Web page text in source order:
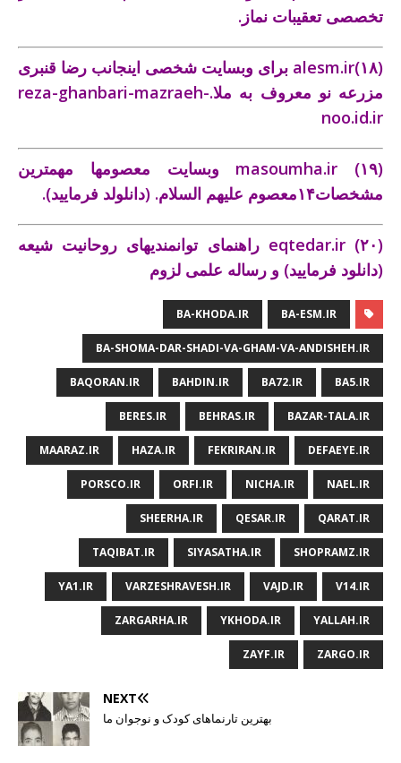
تخصصی تعقيبات نماز.
(۱۸) alesm.ir برای وبسايت شخصی اینجانب رضا قنبری
مزرعه نو معروف به ملا.reza-ghanbari-mazraeh-
noo.id.ir
(۱۹) masoumha.ir وبسايت معصومها مهمترين
مشخصات۱۴معصوم علیهم السلام. (دانلولد فرمایید).
(۲۰) eqtedar.ir راهنمای توانمنديهای روحانيت شيعه
(دانلود فرمایید) و رساله علمی لزوم
BA-ESM.IR
BA-KHODA.IR
BA-SHOMA-DAR-SHADI-VA-GHAM-VA-ANDISHEH.IR
BA5.IR
BA72.IR
BAHDIN.IR
BAQORAN.IR
BAZAR-TALA.IR
BEHRAS.IR
BERES.IR
DEFAEYE.IR
FEKRIRAN.IR
HAZA.IR
MAARAZ.IR
NAEL.IR
NICHA.IR
ORFI.IR
PORSCO.IR
QARAT.IR
QESAR.IR
SHEERHA.IR
SHOPRAMZ.IR
SIYASATHA.IR
TAQIBAT.IR
V14.IR
VAJD.IR
VARZESHRAVESH.IR
YA1.IR
YALLAH.IR
YKHODA.IR
ZARGARHA.IR
ZARGO.IR
ZAYF.IR
NEXT
بهترین تارنماهای کودک و نوجوان ما